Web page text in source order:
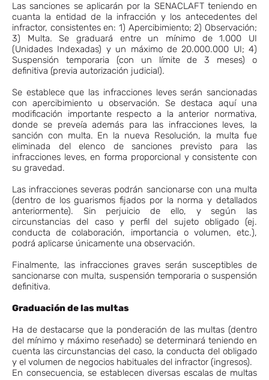
Las sanciones se aplicarán por la SENACLAFT teniendo en
cuanta la entidad de la infracción y los antecedentes del
infractor, consistentes en: 1) Apercibimiento; 2) Observación;
3) Multa. Se graduará entre un mínimo de 1.000 UI
(Unidades Indexadas) y un máximo de 20.000.000 UI; 4)
Suspensión temporaria (con un límite de 3 meses) o
definitiva (previa autorización judicial).
Se establece que las infracciones leves serán sancionadas
con apercibimiento u observación. Se destaca aquí una
modificación importante respecto a la anterior normativa,
donde se preveía además para las infracciones leves, la
sanción con multa. En la nueva Resolución, la multa fue
eliminada del elenco de sanciones previsto para las
infracciones leves, en forma proporcional y consistente con
su gravedad.
Las infracciones severas podrán sancionarse con una multa
(dentro de los guarismos fijados por la norma y detallados
anteriormente). Sin perjuicio de ello, y según las
circunstancias del caso y perfil del sujeto obligado (ej.
conducta de colaboración, importancia o volumen, etc.),
podrá aplicarse únicamente una observación.
Finalmente, las infracciones graves serán susceptibles de
sancionarse con multa, suspensión temporaria o suspensión
definitiva.
Graduación de las multas
Ha de destacarse que la ponderación de las multas (dentro
del mínimo y máximo reseñado) se determinará teniendo en
cuenta las circunstancias del caso, la conducta del obligado
y el volumen de negocios habituales del infractor (ingresos).
En consecuencia, se establecen diversas escalas de multas